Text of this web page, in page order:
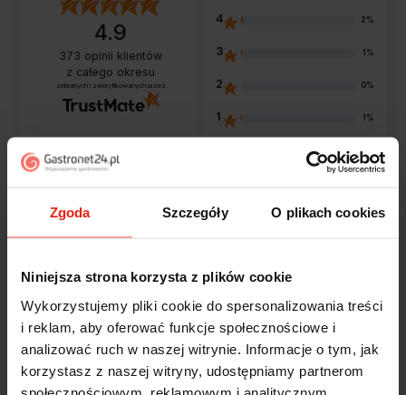
Zgoda Szczegóły O plikach cookies
Niniejsza strona korzysta z plików cookie
Wykorzystujemy pliki cookie do spersonalizowania treści
i reklam, aby oferować funkcje społecznościowe i
analizować ruch w naszej witrynie. Informacje o tym, jak
korzystasz z naszej witryny, udostępniamy partnerom
społecznościowym, reklamowym i analitycznym.
4.9
373 opinii klientów
z całego okresu
zebranych i zweryfikowanych przez
4 2%
3 1%
2 0%
1 1%
Opinie klientów
Marcin zweryfikowano
5
Polecam szybko sprawnie dobrze zapakowane